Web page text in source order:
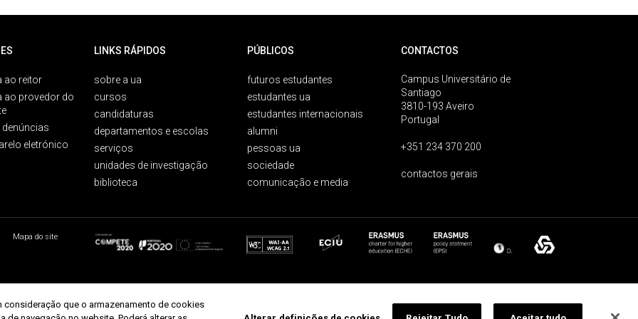
ao reitor
ao provedor do
denúncias
eletrónico
LINKS RÁPIDOS
sobre a ua
cursos
candidaturas
departamentos e escolas
serviços
unidades de investigação
biblioteca
PÚBLICOS
futuros estudantes
estudantes ua
estudantes internacionais
alumni
pessoas ua
sociedade
comunicação e media
CONTACTOS
Campus Universitário de
Santiago
3810-193 Aveiro
Portugal
+351 234 370 200
contactos gerais
Mapa do site
que o armazenamento de cookies